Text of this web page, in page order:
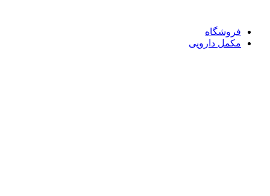
فروشگاه
مکمل دارویی